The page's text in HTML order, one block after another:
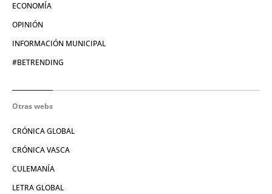
ECONOMÍA
OPINIÓN
INFORMACIÓN MUNICIPAL
#BETRENDING
Otras webs
CRÓNICA GLOBAL
CRÓNICA VASCA
CULEMANÍA
LETRA GLOBAL